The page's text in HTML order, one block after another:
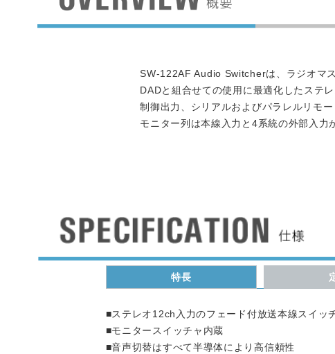
SW-122AF Audio Switcherは、ラジオマ
DADと組合せての使用に最適化したステ
制御出力、シリアルおよびパラレルリモー
モニター列は本線入力と4系統の外部入力
特長
■ステレオ12ch入力のフェード付放送本線スイッ
■モニタースイッチャ内蔵
■音声切替はすべて半導体により高信頼性